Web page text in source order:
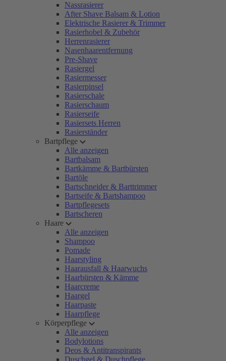
Nassrasierer
After Shave Balsam & Lotion
Elektrische Rasierer & Trimmer
Rasierhobel & Zubehör
Herrenrasierer
Nasenhaarentfernung
Pre-Shave
Rasiergel
Rasiermesser
Rasierpinsel
Rasierschale
Rasierschaum
Rasierseife
Rasiersets Herren
Rasierständer
Bartpflege
Alle anzeigen
Bartbalsam
Bartkämme & Bartbürsten
Bartöle
Bartschneider & Barttrimmer
Bartseife & Bartshampoo
Bartpflegesets
Bartscheren
Haare
Alle anzeigen
Shampoo
Pomade
Haarstyling
Haarausfall & Haarwuchs
Haarbürsten & Kämme
Haarcreme
Haargel
Haarpaste
Haarpflege
Körperpflege
Alle anzeigen
Bodylotions
Deos & Antitranspirants
Duschgel & Duschpflege